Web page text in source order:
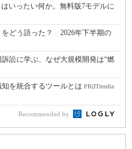
いったい何か。無料版7モデルに
どう語った？ 2026年下半期の
訟に学ぶ、なぜ大規模開発は“燃
を統合するツールとは PR(ITmedia
Recommended by